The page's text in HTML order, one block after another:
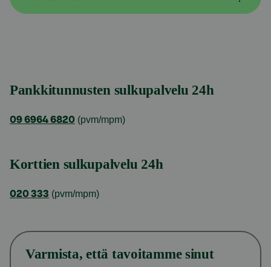
Pankkitunnusten sulkupalvelu 24h
09 6964 6820 (pvm/mpm)
Korttien sulkupalvelu 24h
020 333 (pvm/mpm)
Varmista, että tavoitamme sinut